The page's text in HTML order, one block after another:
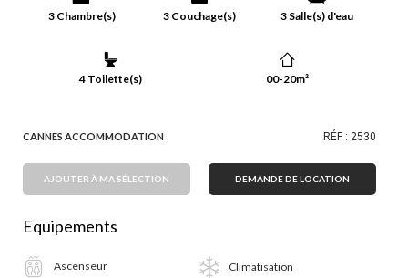
3 Chambre(s) 3 Couchage(s) 3 Salle(s) d'eau
4 Toilette(s) 00-20m²
CANNES ACCOMMODATION RÉF : 2530
AJOUTER À MA SÉLECTION DEMANDE DE LOCATION
Equipements
Ascenseur Climatisation